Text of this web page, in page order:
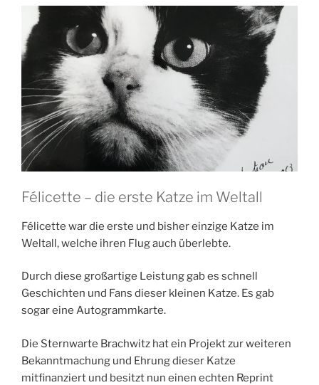
Félicette – die erste Katze im Weltall
Félicette war die erste und bisher einzige Katze im
Weltall, welche ihren Flug auch überlebte.
Durch diese großartige Leistung gab es schnell
Geschichten und Fans dieser kleinen Katze. Es gab
sogar eine Autogrammkarte.
Die Sternwarte Brachwitz hat ein Projekt zur weiteren
Bekanntmachung und Ehrung dieser Katze
mitfinanziert und besitzt nun einen echten Reprint